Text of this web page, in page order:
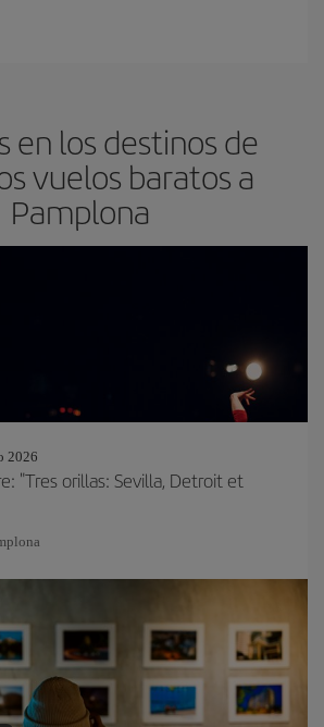
en los destinos de
vuelos baratos a
Pamplona
2026
"Tres orillas: Sevilla, Detroit et